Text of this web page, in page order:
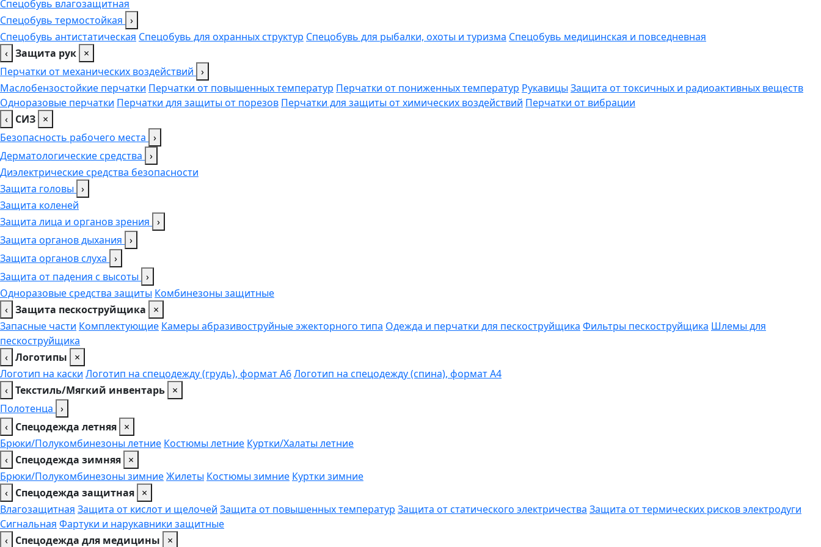
Спецобувь влагозащитная
Спецобувь термостойкая ›
Спецобувь антистатическая Спецобувь для охранных структур Спецобувь для рыбалки, охоты и туризма Спецобувь медицинская и повседневная
‹ Защита рук ×
Перчатки от механических воздействий ›
Маслобензостойкие перчатки Перчатки от повышенных температур Перчатки от пониженных температур Рукавицы Защита от токсичных и радиоактивных веществ
Одноразовые перчатки Перчатки для защиты от порезов Перчатки для защиты от химических воздействий Перчатки от вибрации
‹ СИЗ ×
Безопасность рабочего места ›
Дерматологические средства ›
Диэлектрические средства безопасности
Защита головы ›
Защита коленей
Защита лица и органов зрения ›
Защита органов дыхания ›
Защита органов слуха ›
Защита от падения с высоты ›
Одноразовые средства защиты Комбинезоны защитные
‹ Защита пескоструйщика
×
Запасные части Комплектующие Камеры абразивоструйные эжекторного типа Одежда и перчатки для пескоструйщика Фильтры пескоструйщика Шлемы для
пескоструйщика
‹ Логотипы
×
Логотип на каски Логотип на спецодежду (грудь), формат А6Логотип на спецодежду (спина), формат А4
‹ Текстиль/Мягкий инвентарь ×
Полотенца ›
‹ Спецодежда летняя ×
Брюки/Полукомбинезоны летние Костюмы летние Куртки/Халаты летние
‹ Спецодежда зимняя ×
Брюки/Полукомбинезоны зимниеЖилеты Костюмы зимние Куртки зимние
‹ Спецодежда защитная ×
Влагозащитная Защита от кислот и щелочей Защита от повышенных температур Защита от статического электричества Защита от термических рисков электродуги
Сигнальная Фартуки и нарукавники защитные
‹ Спецодежда для медицины ×